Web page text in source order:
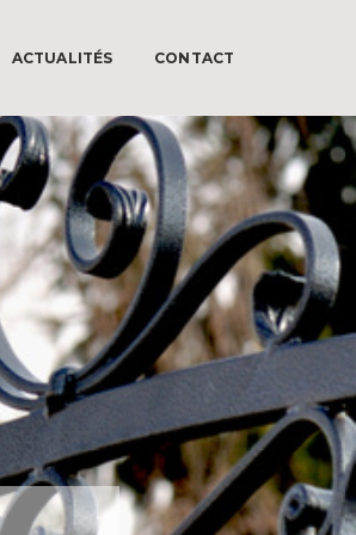
ACTUALITÉS CONTACT